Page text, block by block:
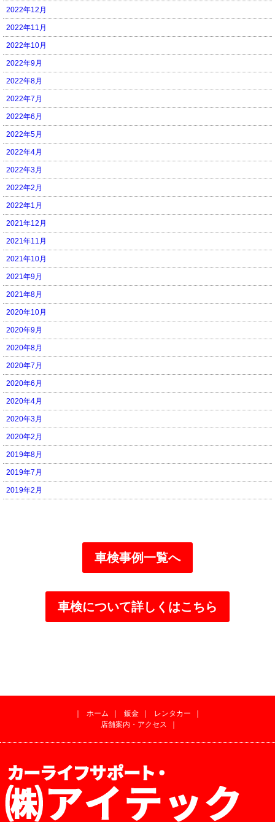
2022年12月
2022年11月
2022年10月
2022年9月
2022年8月
2022年7月
2022年6月
2022年5月
2022年4月
2022年3月
2022年2月
2022年1月
2021年12月
2021年11月
2021年10月
2021年9月
2021年8月
2020年10月
2020年9月
2020年8月
2020年7月
2020年6月
2020年4月
2020年3月
2020年2月
2019年8月
2019年7月
2019年2月
車検事例一覧へ
車検について詳しくはこちら
ホーム 鈑金 レンタカー
店舗案内・アクセス